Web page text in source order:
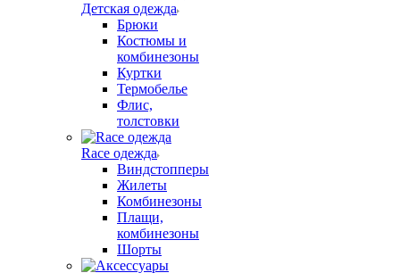
Детская одежда
Брюки
Костюмы и
комбинезоны
Куртки
Термобелье
Флис,
толстовки
Race одежда
Виндстопперы
Жилеты
Комбинезоны
Плащи,
комбинезоны
Шорты